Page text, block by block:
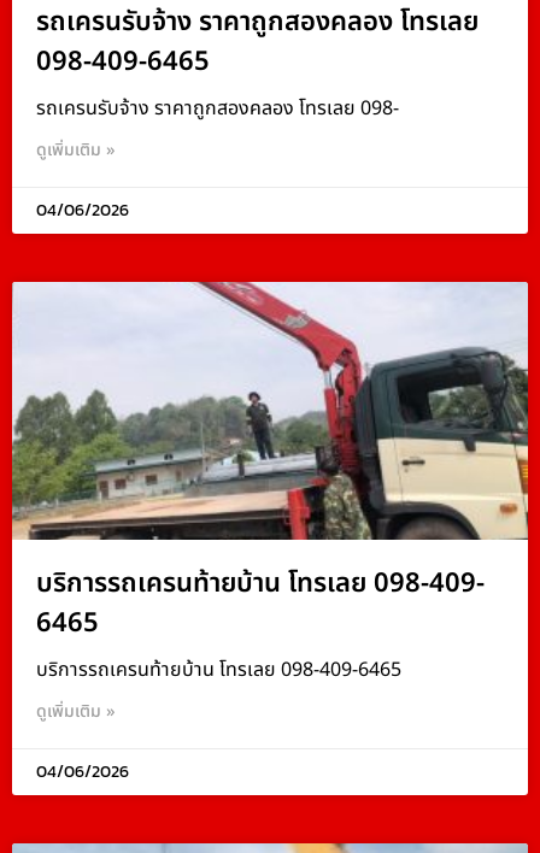
รถเครนรับจ้าง ราคาถูกสองคลอง โทรเลย
098-409-6465
รถเครนรับจ้าง ราคาถูกสองคลอง โทรเลย 098-
ดูเพิ่มเติม »
04/06/2026
บริการรถเครนท้ายบ้าน โทรเลย 098-409-
6465
บริการรถเครนท้ายบ้าน โทรเลย 098-409-6465
ดูเพิ่มเติม »
04/06/2026